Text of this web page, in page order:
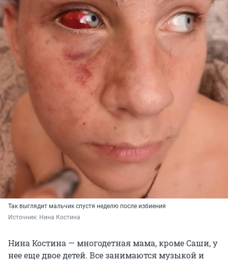
Так выглядит мальчик спустя неделю после избиения
Источник: Нина Костина
Нина Костина — многодетная мама, кроме Саши, у
нее еще двое детей. Все занимаются музыкой и